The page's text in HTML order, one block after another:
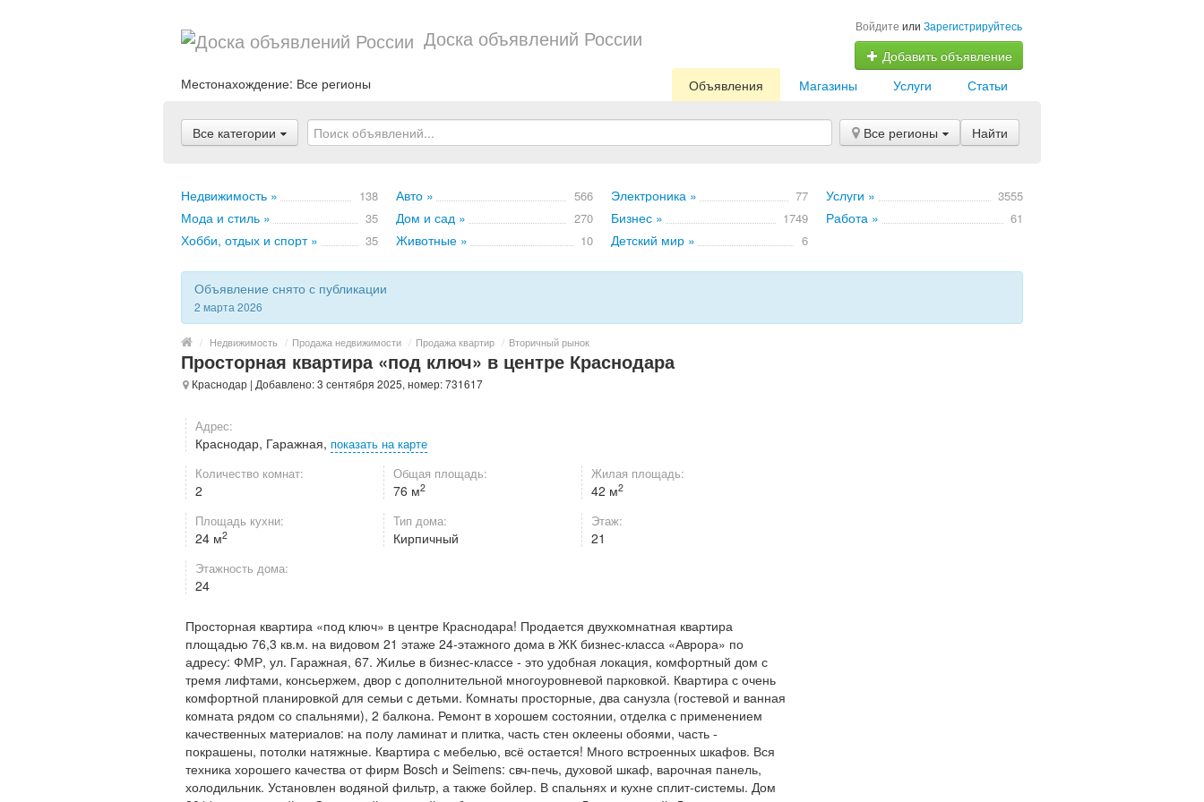
Доска объявлений России Войдите или Зарегистрируйтесь
Добавить объявление
Местонахождение: Все регионы Статьи
Услуги
Магазины
Объявления
Все категории Все регионы Найти
Недвижимость » 138 Авто » 566 Электроника » 77 Услуги » 3555
Мода и стиль » 35 Дом и сад » 270 Бизнес » 1749 Работа » 61
Хобби, отдых и спорт » 35 Животные » 10 Детский мир » 6
Объявление снято с публикации
2 марта 2026
/ Недвижимость / Продажа недвижимости / Продажа квартир / Вторичный рынок
Просторная квартира «под ключ» в центре Краснодара
Краснодар | Добавлено: 3 сентября 2025, номер: 731617
Адрес:
Краснодар, Гаражная, показать на карте
Количество комнат:
2
Общая площадь:
76 м2
Жилая площадь:
42 м2
Площадь кухни:
24 м2
Тип дома:
Кирпичный
Этаж:
21
Этажность дома:
24
Просторная квартира «под ключ» в центре Краснодара! Продается двухкомнатная квартира
площадью 76,3 кв.м. на видовом 21 этаже 24-этажного дома в ЖК бизнес-класса «Аврора» по
адресу: ФМР, ул. Гаражная, 67. Жилье в бизнес-классе - это удобная локация, комфортный дом с
тремя лифтами, консьержем, двор с дополнительной многоуровневой парковкой. Квартира с очень
комфортной планировкой для семьи с детьми. Комнаты просторные, два санузла (гостевой и ванная
комната рядом со спальнями), 2 балкона. Ремонт в хорошем состоянии, отделка с применением
качественных материалов: на полу ламинат и плитка, часть стен оклеены обоями, часть -
покрашены, потолки натяжные. Квартира с мебелью, всё остается! Много встроенных шкафов. Вся
техника хорошего качества от фирм Bosch и Seimens: свч-печь, духовой шкаф, варочная панель,
холодильник. Установлен водяной фильтр, а также бойлер. В спальнях и кухне сплит-системы. Дом